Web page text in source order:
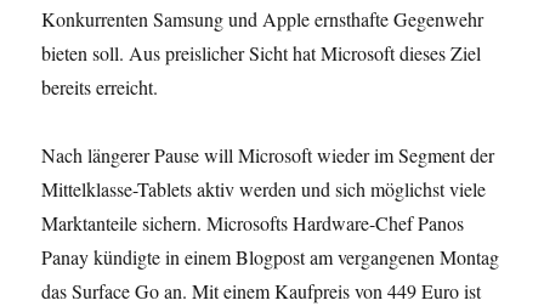
Konkurrenten Samsung und Apple ernsthafte Gegenwehr
bieten soll. Aus preislicher Sicht hat Microsoft dieses Ziel
bereits erreicht.
Nach längerer Pause will Microsoft wieder im Segment der
Mittelklasse-Tablets aktiv werden und sich möglichst viele
Marktanteile sichern. Microsofts Hardware-Chef Panos
Panay kündigte in einem Blogpost am vergangenen Montag
das Surface Go an. Mit einem Kaufpreis von 449 Euro ist